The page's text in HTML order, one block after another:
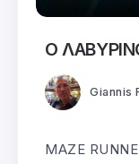
Ο
Giannis
MAZE